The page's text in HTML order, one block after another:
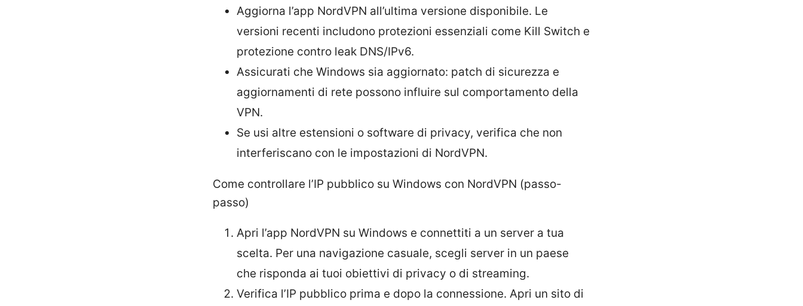
Aggiorna l’app NordVPN all’ultima versione disponibile. Le
versioni recenti includono protezioni essenziali come Kill Switch e
protezione contro leak DNS/IPv6.
Assicurati che Windows sia aggiornato: patch di sicurezza e
aggiornamenti di rete possono influire sul comportamento della
VPN.
Se usi altre estensioni o software di privacy, verifica che non
interferiscano con le impostazioni di NordVPN.
Come controllare l’IP pubblico su Windows con NordVPN (passo-
passo)
Apri l’app NordVPN su Windows e connettiti a un server a tua
scelta. Per una navigazione casuale, scegli server in un paese
che risponda ai tuoi obiettivi di privacy o di streaming.
Verifica l’IP pubblico prima e dopo la connessione. Apri un sito di